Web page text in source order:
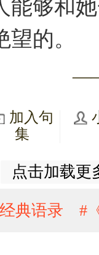
能够和
的。
加入句
集
点击加载更
典语录 #